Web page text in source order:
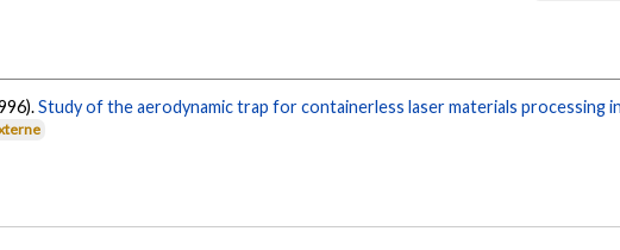
Study of the aerodynamic trap for containerless laser materials processing